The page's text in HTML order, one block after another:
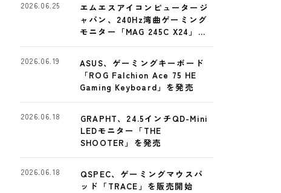
エムエスアイコンピュータージ
ャパン、240Hz湾曲ゲーミング
モニター「MAG 245C X24」発
売
2026.06.25
ASUS、ゲーミングキーボード
「ROG Falchion Ace 75 HE
Gaming Keyboard」を発売
2026.06.19
GRAPHT、24.5インチQD-Mini
LEDモニター「THE
SHOOTER」を発売
2026.06.18
QSPEC、ゲーミングマウスパ
ッド「TRACE」を販売開始
2026.06.18